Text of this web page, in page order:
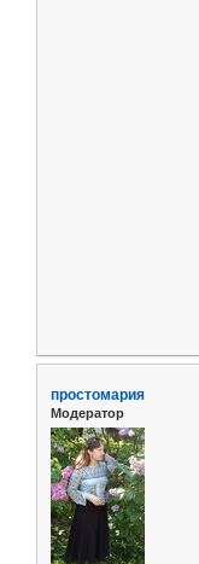
простомария
Модератор